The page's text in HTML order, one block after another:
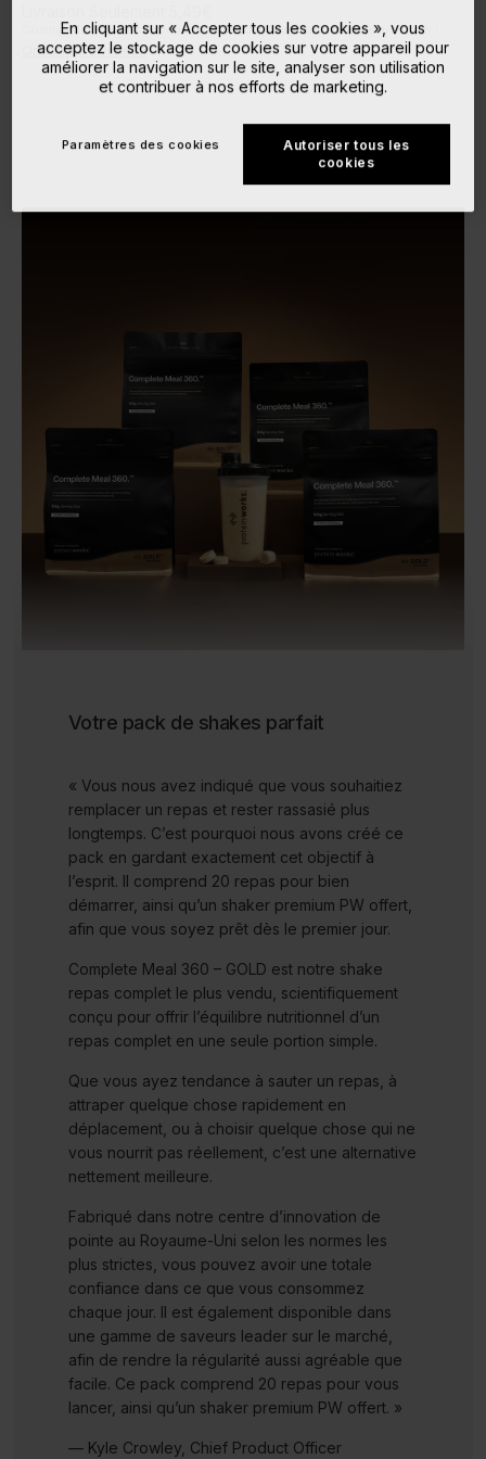
Commande dans les Prochaines 4h 23m 9s la prochaine expédition !
Option de Livraison
Votre pack de shakes parfait
« Vous nous avez indiqué que vous souhaitiez
remplacer un repas et rester rassasié plus
longtemps. C’est pourquoi nous avons créé ce
pack en gardant exactement cet objectif à
l’esprit. Il comprend 20 repas pour bien
démarrer, ainsi qu’un shaker premium PW offert,
afin que vous soyez prêt dès le premier jour.
Complete Meal 360 – GOLD est notre shake
repas complet le plus vendu, scientifiquement
conçu pour offrir l’équilibre nutritionnel d’un
repas complet en une seule portion simple.
Que vous ayez tendance à sauter un repas, à
attraper quelque chose rapidement en
déplacement, ou à choisir quelque chose qui ne
vous nourrit pas réellement, c’est une alternative
nettement meilleure.
Fabriqué dans notre centre d’innovation de
pointe au Royaume-Uni selon les normes les
plus strictes, vous pouvez avoir une totale
confiance dans ce que vous consommez
chaque jour. Il est également disponible dans
une gamme de saveurs leader sur le marché,
afin de rendre la régularité aussi agréable que
facile. Ce pack comprend 20 repas pour vous
lancer, ainsi qu’un shaker premium PW offert. »
— Kyle Crowley, Chief Product Officer
En cliquant sur « Accepter tous les cookies », vous
acceptez le stockage de cookies sur votre appareil pour
améliorer la navigation sur le site, analyser son utilisation
et contribuer à nos efforts de marketing.
Autoriser tous les
cookies
Paramètres des cookies